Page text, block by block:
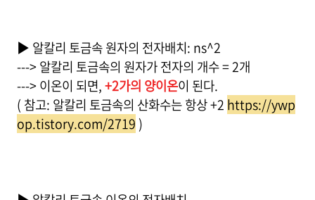
▶ 알칼리 토금속 원자의 전자배치: ns^2
---> 알칼리 토금속의 원자가 전자의 개수 = 2개
---> 이온이 되면,+2가의 양이온이 된다.
( 참고: 알칼리 토금속의 산화수는 항상 +2 https://ywp
op.tistory.com/2719 )